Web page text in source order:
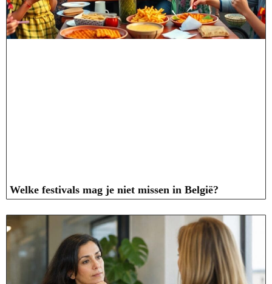
Welke festivals mag je niet missen in België?